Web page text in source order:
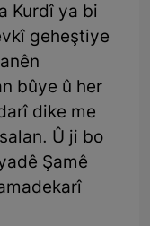
Kurdî ya bi
geheştiye
bûye û her
dike me
Û ji bo
Şamê